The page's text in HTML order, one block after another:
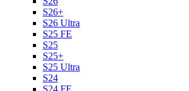
S26+
S26 Ultra
S25 FE
S25
S25+
S25 Ultra
S24
S24 FE